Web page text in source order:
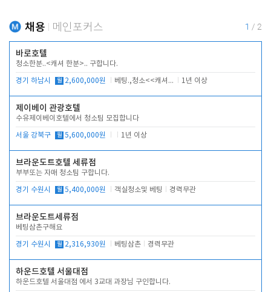
채용 메인포커스 1 / 2
바로호텔
청소한분..<캐셔 한분>.. 구합니다.
경기 하남시 월 2,600,000원 베팅.,청소<<캐셔 모셔봅니다. 1년 이상
제이베이 관광호텔
수유제이베이호텔에서 청소팀 모집합니다
서울 강북구 월 5,600,000원 1년 이상
브라운도트호텔 세류점
부부또는 자매 청소팀 구합니다.
경기 수원시 월 5,400,000원 객실청소및 베팅 경력무관
브라운도트세류점
베팅삼촌구해요
경기 수원시 월 2,316,930원 베팅삼촌 경력무관
하운드호텔 서울대점
하운드호텔 서울대점 에서 3교대 과장님 구인합니다.